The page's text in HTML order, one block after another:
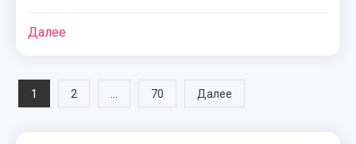
Далее
Навигация
1 2 … 70 Далее